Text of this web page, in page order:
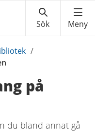
/
på
du bland annat gå